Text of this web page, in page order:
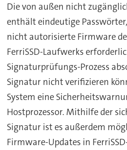
Die von außen nicht
enthält eindeutige
nicht autorisierte Firmware
FerriSSD-Laufwerks
Signaturprüfungs-Prozess
Signatur nicht verifizieren
System eine
Hostprozessor. Mithilfe der
Signatur ist es außerdem
Firmware-Updates in